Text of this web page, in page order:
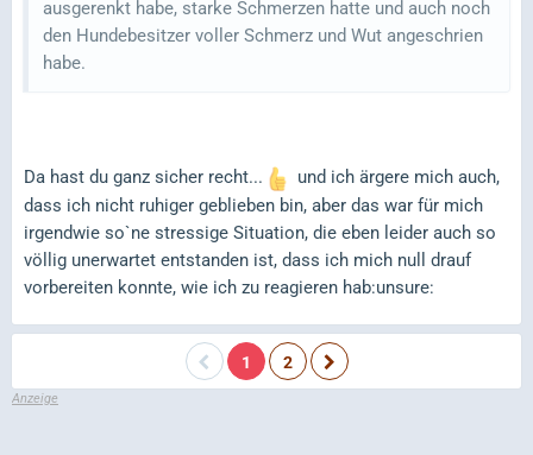
ausgerenkt habe, starke Schmerzen hatte und auch noch
den Hundebesitzer voller Schmerz und Wut angeschrien
habe.
Da hast du ganz sicher recht...
und ich ärgere mich auch,
dass ich nicht ruhiger geblieben bin, aber das war für mich
irgendwie so`ne stressige Situation, die eben leider auch so
völlig unerwartet entstanden ist, dass ich mich null drauf
vorbereiten konnte, wie ich zu reagieren hab:unsure:
1 2